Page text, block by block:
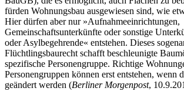
fürden Wohnungsbau ausgewiesen sind, wie
Hier dürfen aber nur »Aufnahmeeinrichtungen,
Gemeinschaftsunterkünfte oder sonstige
oder Asylbegehrende« entstehen. Dieses
Flüchtlingsbaurecht schafft beschleunigte
spezifische Personengruppe. Richtige
Personengruppen können erst entstehen, wenn
geändert werden (Berliner Morgenpost,